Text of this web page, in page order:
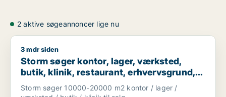
2 aktive søgeannoncer lige nu
Storm søger kontor, lager, værksted, butik, klinik,
3 mdr siden
Storm søger kontor, lager, værksted,
butik, klinik, restaurant, erhvervsgrund,
boligudlejningsejendom, hotel,
produktionslokaler eller garage til salg i
Storm søger 10000-20000 m2 kontor / lager /